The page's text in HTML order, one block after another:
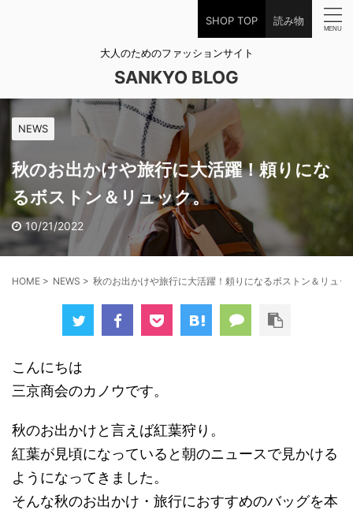
SHOP TOP 読み物
大人のためのファッションサイト
SANKYO BLOG
NEWS
秋のお出かけや旅行に大活躍！頼りにな
るボストン＆リュック。
10/21/2022
HOME > NEWS > 秋のお出かけや旅行に大活躍！頼りになるボストン＆リュッ
こんにちは
三京商会のカノウです。
秋のお出かけと言えば紅葉狩り。
紅葉が見頃になっていると朝のニュースで見かける
ようになってきました。
そんな秋のお出かけ・旅行におすすめのバッグを本